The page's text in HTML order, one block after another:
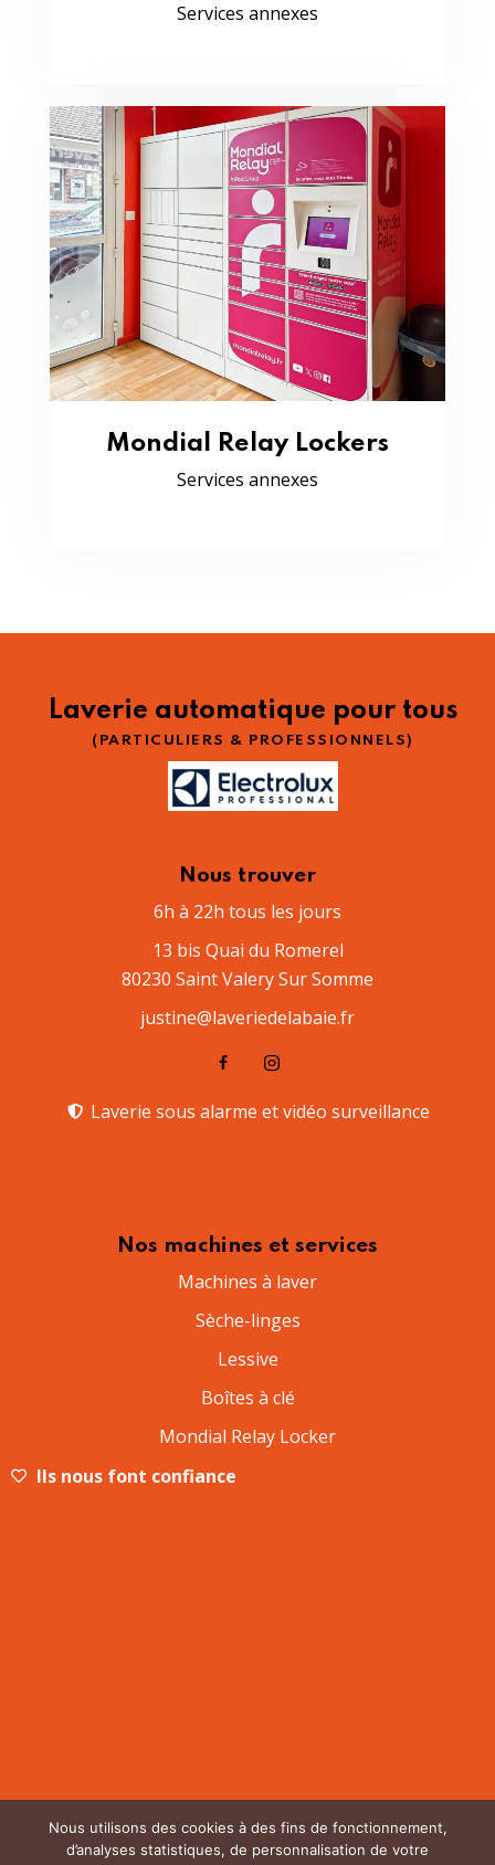
Services annexes
Mondial Relay Lockers
Services annexes
Laverie automatique pour tous
(PARTICULIERS & PROFESSIONNELS)
Nous trouver
6h à 22h tous les jours
13 bis Quai du Romerel
80230 Saint Valery Sur Somme
justine@laveriedelabaie.fr
Laverie sous alarme et vidéo surveillance​
Nos machines et services
Machines à laver
Sèche-linges
Lessive
Boîtes à clé
Mondial Relay Locker
Ils nous font confiance
Nous utilisons des cookies à des fins de fonctionnement,
d’analyses statistiques, de personnalisation de votre